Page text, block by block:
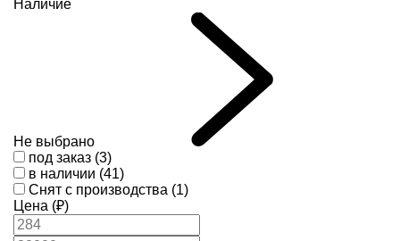
Наличие
Не выбрано
под заказ (3)
в наличии (41)
Снят с производства (1)
Цена (₽)